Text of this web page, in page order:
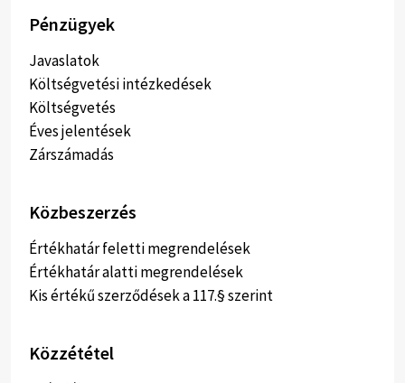
Pénzügyek
Javaslatok
Költségvetési intézkedések
Költségvetés
Éves jelentések
Zárszámadás
Közbeszerzés
Értékhatár feletti megrendelések
Értékhatár alatti megrendelések
Kis értékű szerződések a 117.§ szerint
Közzététel